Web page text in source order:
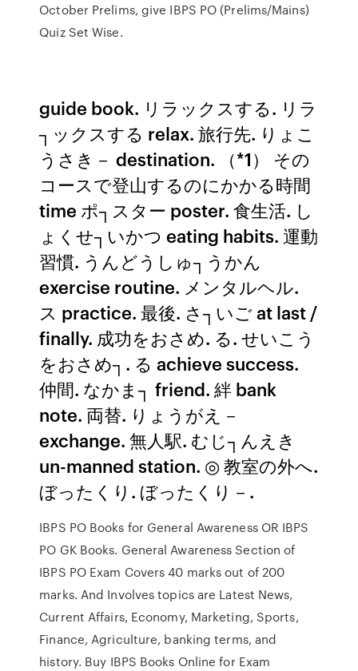
October Prelims, give IBPS PO (Prelims/Mains)
Quiz Set Wise.
guide book. リラックスする. リラ
┐ックスする relax. 旅行先. りょこ
うさき－ destination. （*1） その
コースで登山するのにかかる時間
time ポ┐スター poster. 食生活. し
ょくせ┐いかつ eating habits. 運動
習慣. うんどうしゅ┐うかん
exercise routine. メンタルヘル.
ス practice. 最後. さ┐いご at last /
finally. 成功をおさめ. る. せいこう
をおさめ┐. る achieve success.
仲間. なかま┐ friend. 絆 bank
note. 両替. りょうがえ－
exchange. 無人駅. むじ┐んえき
un-manned station. ◎ 教室の外へ.
ぼったくり. ぼったくり－.
IBPS PO Books for General Awareness OR IBPS
PO GK Books. General Awareness Section of
IBPS PO Exam Covers 40 marks out of 200
marks. And Involves topics are Latest News,
Current Affairs, Economy, Marketing, Sports,
Finance, Agriculture, banking terms, and
history. Buy IBPS Books Online for Exam